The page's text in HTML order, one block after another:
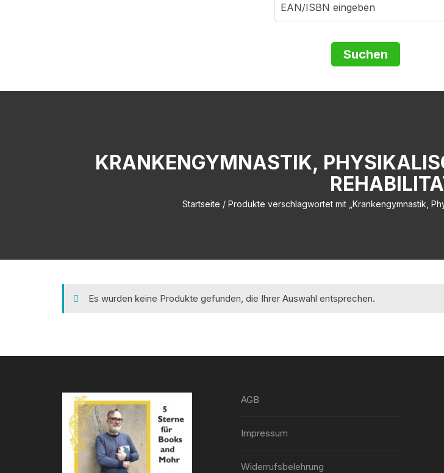
KRANKENGYMNASTIK,
Startseite / Produkte verschlagwortet mit „Krankengymnastik,
Es wurden keine Produkte gefunden, die Ihrer Auswahl entsprechen.
AGB
Impressum
Widerrufsbelehrung